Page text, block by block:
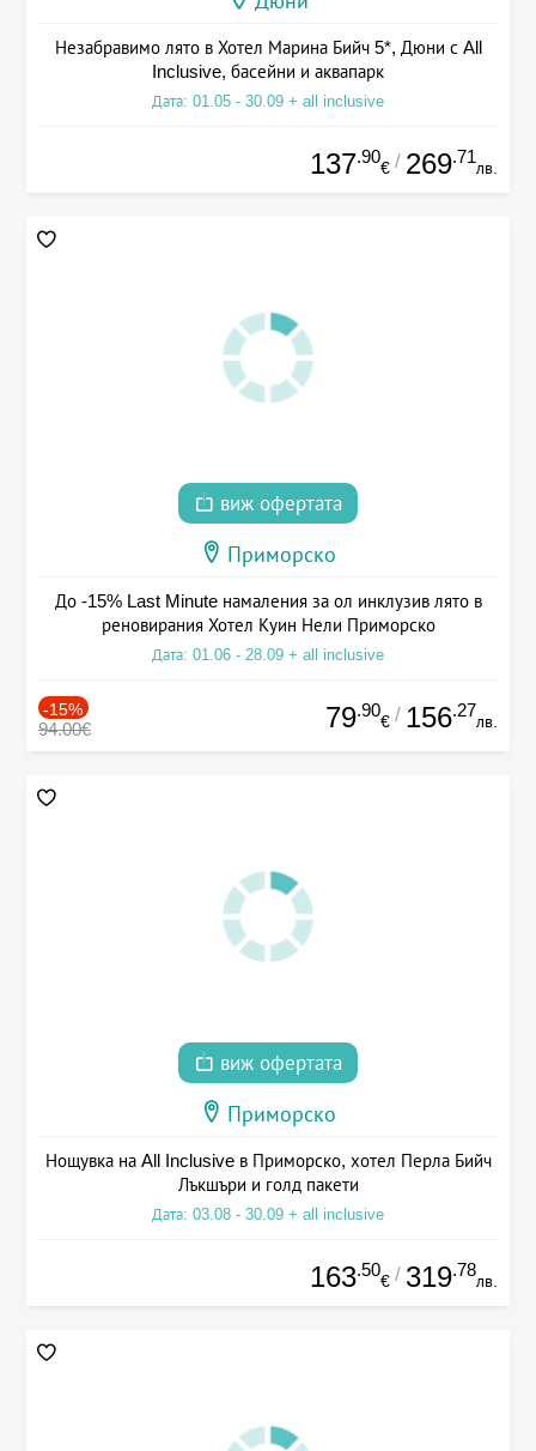
Незабравимо лято в Хотел Марина Бийч 5*, Дюни с All
Inclusive, басейни и аквапарк
Дата: 01.05 - 30.09 + all inclusive
137.90
€ / 269.71
лв.
виж офертата
Приморско
До -15% Last Minute намаления за ол инклузив лято в
реновирания Хотел Куин Нели Приморско
Дата: 01.06 - 28.09 + all inclusive
-15%
94.00€ 79.90
€ / 156.27
лв.
виж офертата
Приморско
Нощувка на All Inclusive в Приморско, хотел Перла Бийч
Лъкшъри и голд пакети
Дата: 03.08 - 30.09 + all inclusive
163.50
€ / 319.78
лв.